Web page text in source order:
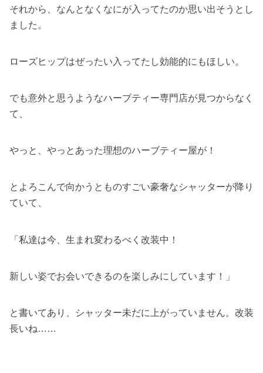
それから、なんとなくなにが入ってたのか思い出そうとし
ました。
ローズヒップはぜったい入ってたし効能的にもほしい。
でも意外と思うようなハーブティー専門店が見つからなく
て、
やっと、やっとあった理想のハーブティー屋が！
とよろこんで向かうとものすごい豪奢なシャッターが降り
ていて、
「私達は今、生まれ変わるべく改装中！
新しい姿でお会いできるのを楽しみにしています！」
と書いてあり、シャッター未だに上がっていません。改装
長いね……